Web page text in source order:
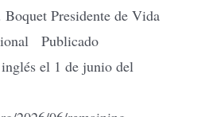
Boquet Presidente de Vida
Publicado
el 1 de junio del